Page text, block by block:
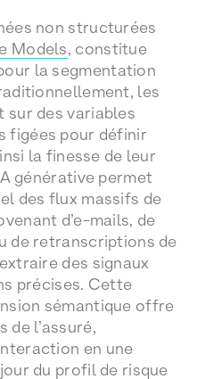
non structurées
Models, constitue
la segmentation
les
sur des variables
figées pour définir
la finesse de leur
générative permet
des flux massifs de
d’e-mails, de
de retranscriptions de
des signaux
précises. Cette
sémantique offre
de l’assuré,
en une
du profil de risque